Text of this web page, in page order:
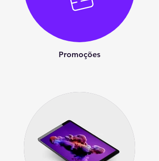
Promoções